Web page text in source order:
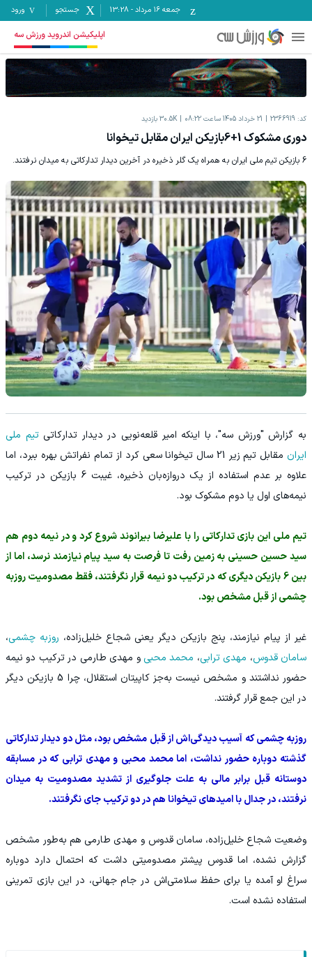
جمعه ۱۶ مرداد -
13:28 جستجو ورود
اپلیکیشن اندروید ورزش سه
کد: 2366919 21 خرداد 1405 ساعت 08:22 30.5K بازدید
دوری مشکوک 1+6بازیکن ایران مقابل تیخوانا
6 بازیکن تیم ملی ایران به همراه یک گلر ذخیره در آخرین دیدار تدارکاتی به میدان نرفتند.
به گزارش "ورزش سه"، با اینکه امیر قلعه‌نویی در دیدار تدارکاتیتیم ملی
ایران
مقابل تیم زیر 21 سال تیخوانا سعی کرد از تمام نفراتش بهره ببرد، اما
علاوه بر عدم استفاده از یک دروازه‌بان ذخیره، غیبت 6 بازیکن در ترکیب
نیمه‌های اول یا دوم مشکوک بود.
تیم ملی این بازی تدارکاتی را با علیرضا بیرانوند شروع کرد و در نیمه دوم هم
سید حسین حسینی به زمین رفت تا فرصت به سید پیام نیازمند نرسد، اما از
بین 6 بازیکن دیگری که در ترکیب دو نیمه قرار نگرفتند، فقط مصدومیت روزبه
چشمی از قبل مشخص بود.
غیر از پیام نیازمند، پنج بازیکن دیگر یعنی شجاع خلیل‌زاده، روزبه چشمی،
سامان قدوس، مهدی ترابی، محمد محبی و مهدی طارمی در ترکیب دو نیمه
حضور نداشتند و مشخص نیست به‌جز کاپیتان استقلال، چرا 5 بازیکن دیگر
در این جمع قرار گرفتند.
روزبه چشمی که آسیب دیدگی‌اش از قبل مشخص بود، مثل دو دیدار تدارکاتی
گذشته دوباره حضور نداشت، اما محمد محبی و مهدی ترابی که در مسابقه
دوستانه قبل برابر مالی به علت جلوگیری از تشدید مصدومیت به میدان
نرفتند، در جدال با امیدهای تیخوانا هم در دو ترکیب جای نگرفتند.
وضعیت شجاع خلیل‌زاده، سامان قدوس و مهدی طارمی هم به‌طور مشخص
گزارش نشده، اما قدوس پیشتر مصدومیتی داشت که احتمال دارد دوباره
سراغ او آمده یا برای حفظ سلامتی‌اش در جام جهانی، در این بازی تمرینی
استفاده نشده است.